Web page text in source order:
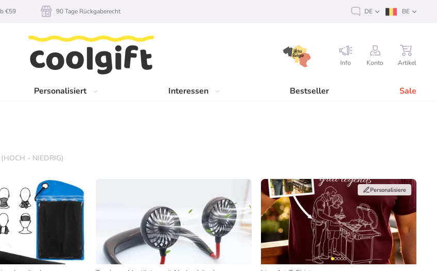
Info Konto Artikel
Personalisiert Interessen Bestseller Sale
€59 90 Tage Rückgaberecht DE BE
(HOCH - NIEDRIG)
Personalisiere